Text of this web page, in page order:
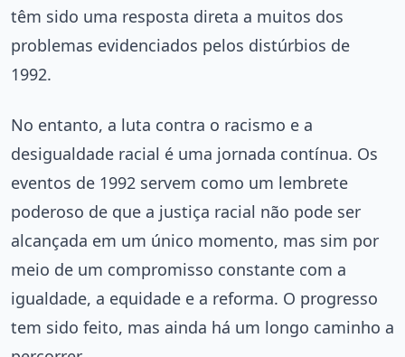
têm sido uma resposta direta a muitos dos
problemas evidenciados pelos distúrbios de
1992.
No entanto, a luta contra o racismo e a
desigualdade racial é uma jornada contínua. Os
eventos de 1992 servem como um lembrete
poderoso de que a justiça racial não pode ser
alcançada em um único momento, mas sim por
meio de um compromisso constante com a
igualdade, a equidade e a reforma. O progresso
tem sido feito, mas ainda há um longo caminho a